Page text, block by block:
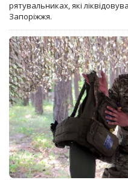
рятувальниках, які
Запоріжжя.